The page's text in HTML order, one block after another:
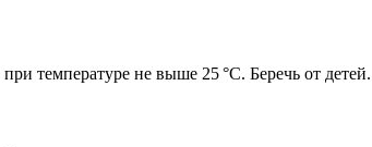
температуре не выше 25 °C. Беречь от детей.